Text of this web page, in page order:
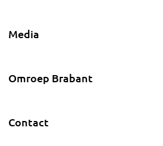
Media
Omroep Brabant
Contact